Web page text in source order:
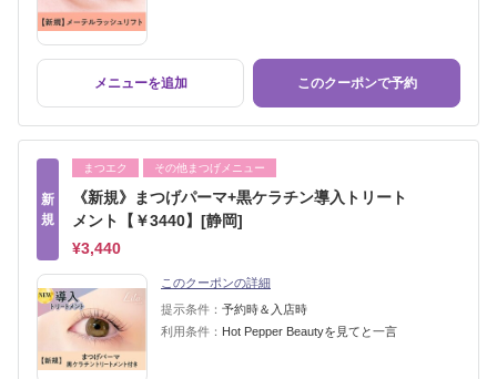
メニューを追加 このクーポンで予約
新
規
まつエク その他まつげメニュー
《新規》まつげパーマ+黒ケラチン導入トリート
メント【￥3440】[静岡]
¥3,440
このクーポンの詳細
提示条件： 予約時＆入店時
利用条件： Hot Pepper Beautyを見てと一言